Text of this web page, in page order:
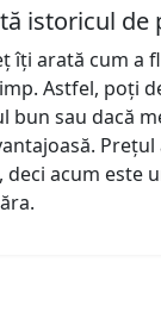
istoricul de
îți arată cum a
Astfel, poți
bun sau dacă
Prețul
acum este